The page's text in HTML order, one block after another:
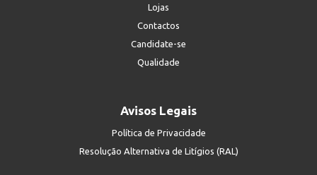
Lojas
Contactos
Candidate-se
Qualidade
Avisos Legais
Política de Privacidade
Resolução Alternativa de Litígios (RAL)